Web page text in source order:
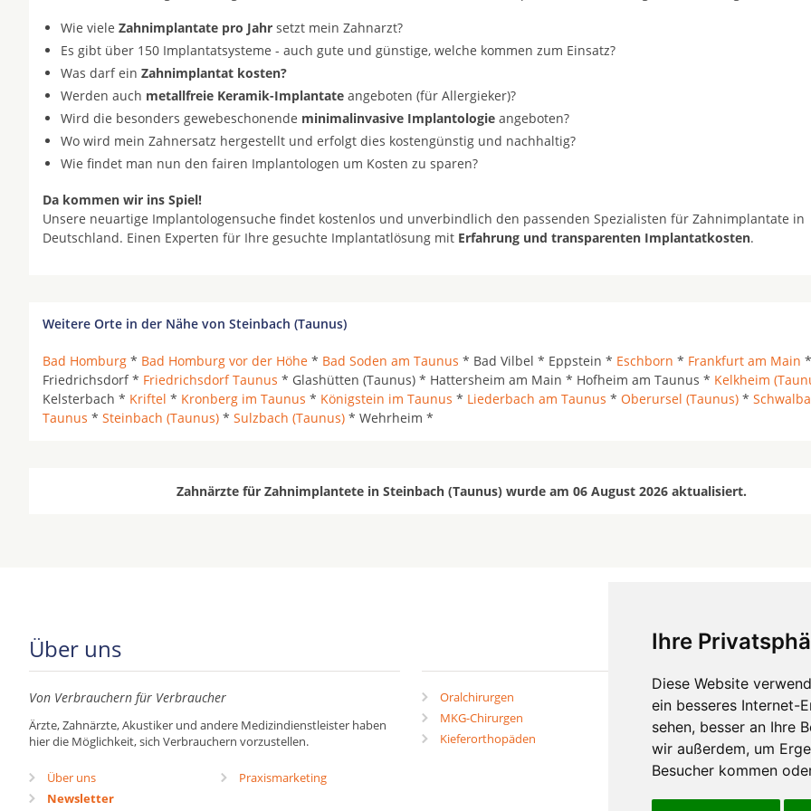
Ihre
Diese Website
ein besseres Internet-
sehen, besser an Ihre
wir außerdem, um
Besucher kommen
Wie viele Zahnimplantate pro Jahr setzt mein Zahnarzt?
Es gibt über 150 Implantatsysteme - auch gute und günstige, welche kommen zum Einsatz?
Was darf ein Zahnimplantat kosten?
Werden auch metallfreie Keramik-Implantate angeboten (für Allergieker)?
Wird die besonders gewebeschonende minimalinvasive Implantologie angeboten?
Wo wird mein Zahnersatz hergestellt und erfolgt dies kostengünstig und nachhaltig?
Wie findet man nun den fairen Implantologen um Kosten zu sparen?
Da kommen wir ins Spiel!
Unsere neuartige Implantologensuche findet kostenlos und unverbindlich den passenden Spezialisten für Zahnimplantate in
Deutschland. Einen Experten für Ihre gesuchte Implantatlösung mit Erfahrung und transparenten Implantatkosten.
Weitere Orte in der Nähe von Steinbach (Taunus)
Bad Homburg * Bad Homburg vor der Höhe * Bad Soden am Taunus * Bad Vilbel * Eppstein * Eschborn * Frankfurt am Main *
Friedrichsdorf * Friedrichsdorf Taunus * Glashütten (Taunus) * Hattersheim am Main * Hofheim am Taunus * Kelkheim
Kelsterbach * Kriftel * Kronberg im Taunus * Königstein im Taunus * Liederbach am Taunus * Oberursel (Taunus) *
Taunus * Steinbach (Taunus) * Sulzbach (Taunus) * Wehrheim *
Zahnärzte für Zahnimplantete in Steinbach (Taunus) wurde am 06 August 2026 aktualisiert.
Über uns
Von Verbrauchern für Verbraucher
Ärzte, Zahnärzte, Akustiker und andere Medizindienstleister haben
hier die Möglichkeit, sich Verbrauchern vorzustellen.
Über uns
Newsletter
Praxismarketing
Oralchirurgen
MKG-Chirurgen
Kieferorthopäden
Zahnärzte in Städten
Zahnärzte in Stadtteilen